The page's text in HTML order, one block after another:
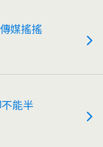
媒搖搖
能半